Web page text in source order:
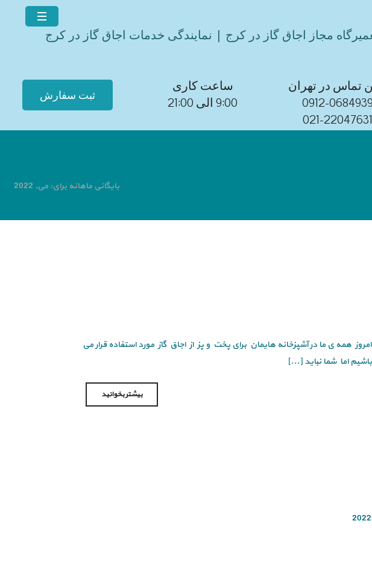
مجاز اجاق گاز در کرج | نمایندگی خدمات اجاق گاز در کرج
ثبت سفارش
ساعت کاری
9:00 الی 21:00
تماس در تهران
0912-0684939
021-22047631
بایگانی ماهانه برای: می, 2022
امروز همه ی ما در آشپزخانه هایمان برای پخت و پز از اجاق گاز مورد استفاده قرار می
اما شما نباید [...]
بیشتر بخوانید